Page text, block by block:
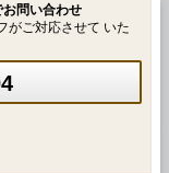
問い合わせ
がご対応させて いた